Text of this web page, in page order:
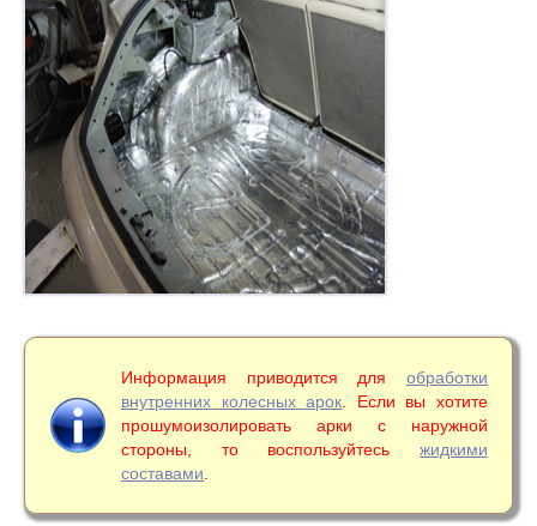
Информация приводится для обработки
внутренних колесных арок . Если вы хотите
прошумоизолировать арки с наружной
стороны, то воспользуйтесь жидкими
составами